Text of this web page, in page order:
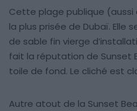
Cette plage publique (aussi
la plus prisée de Dubaï. Elle
de sable fin vierge
fait la réputation de Sunset
toile de fond. Le cliché est
Autre atout de la Sunset